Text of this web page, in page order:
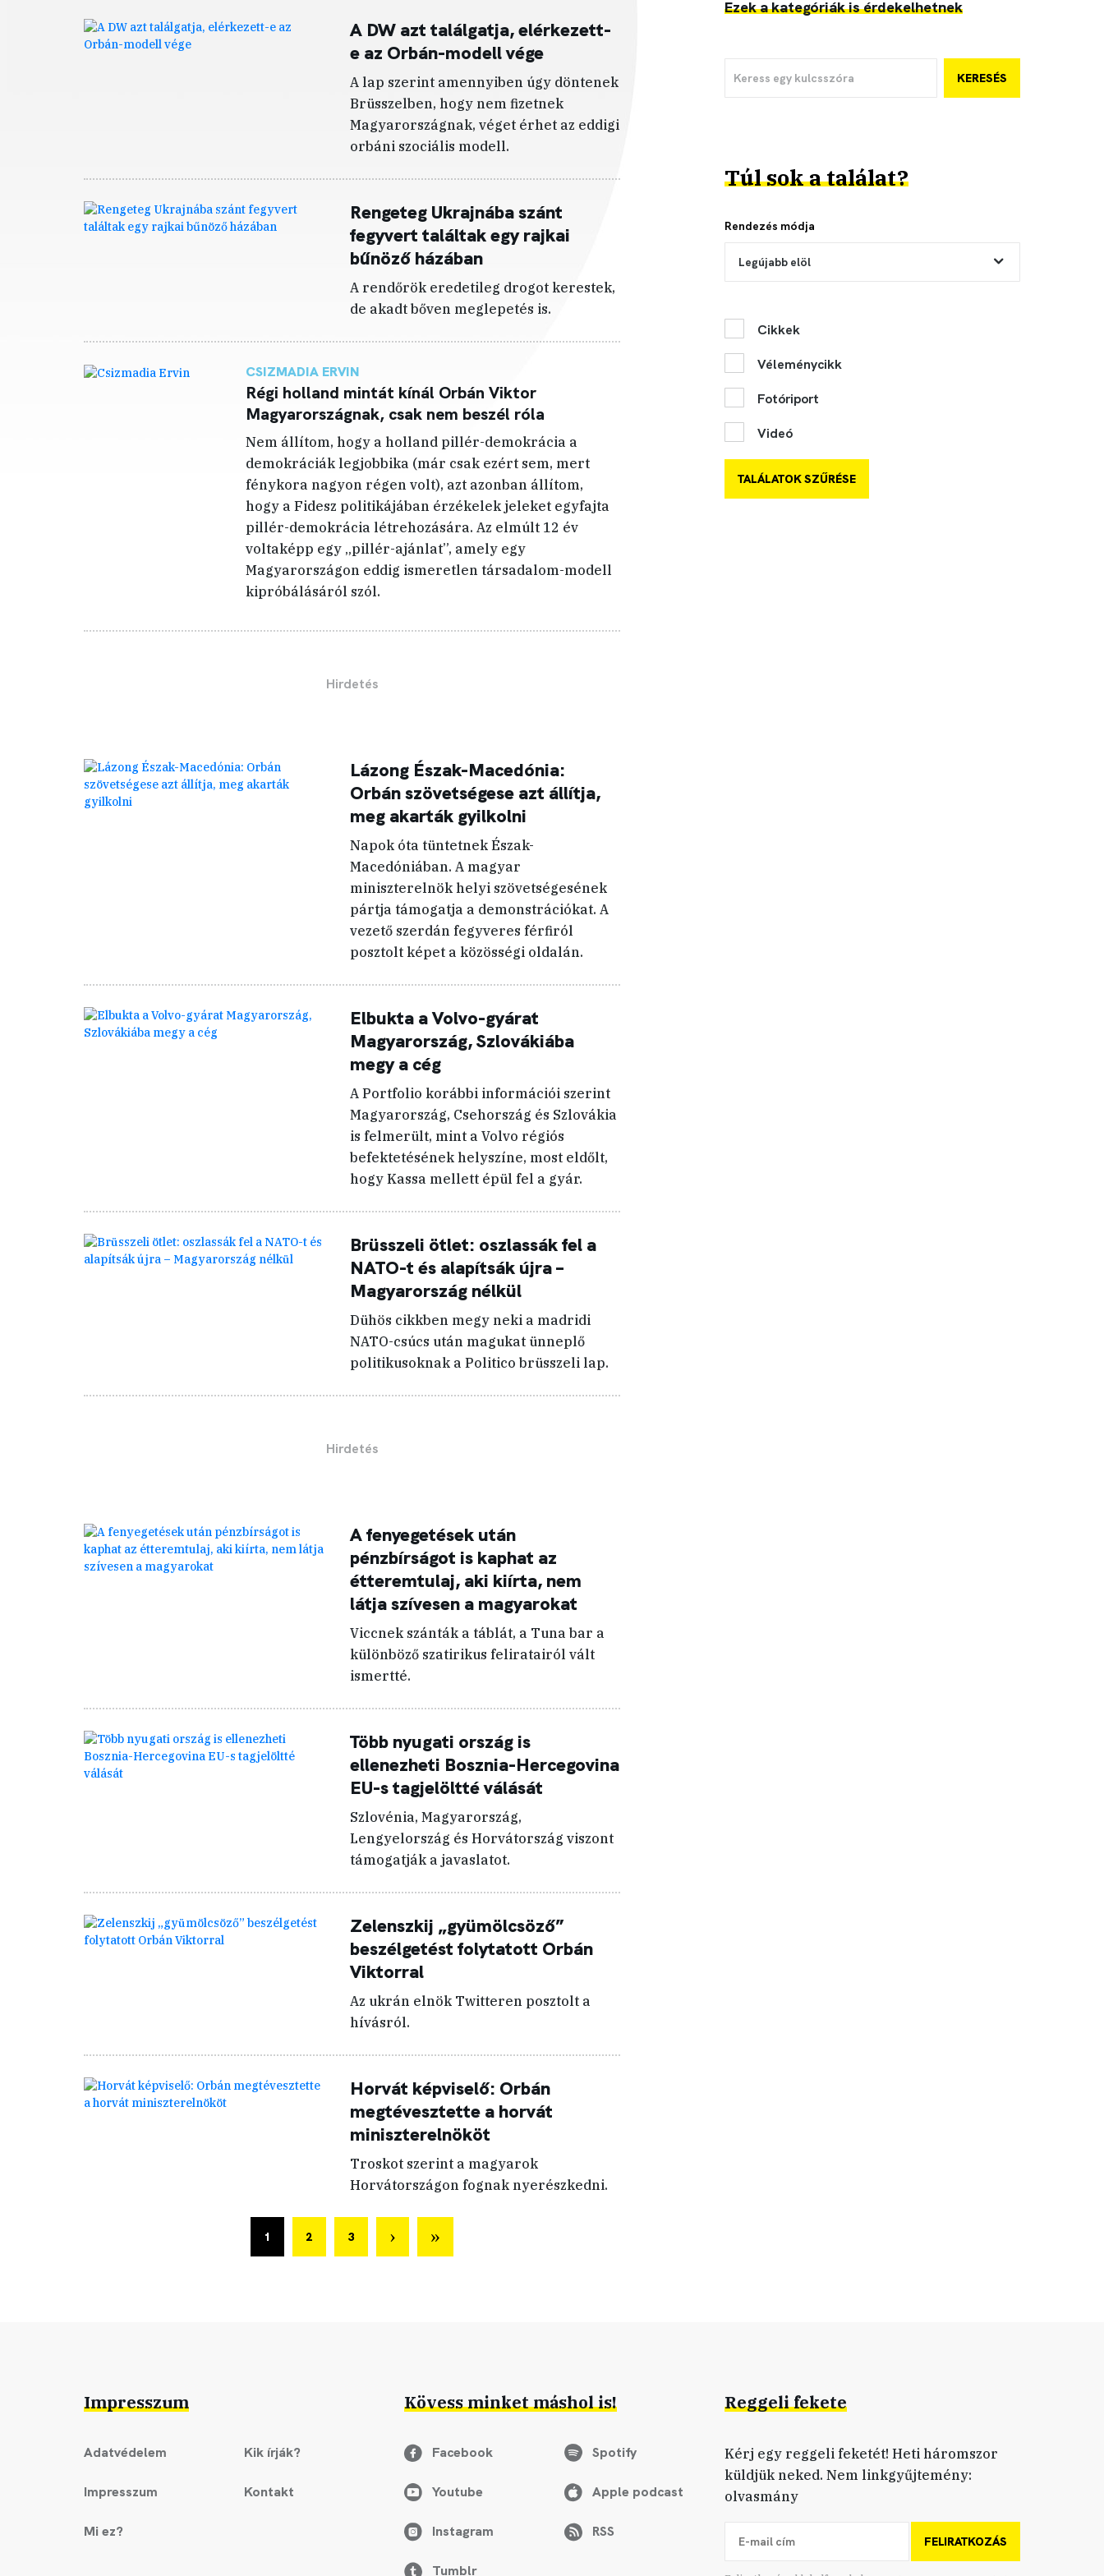
A DW azt találgatja, elérkezett-
e az Orbán-modell vége
A lap szerint amennyiben úgy döntenek
Brüsszelben, hogy nem fizetnek
Magyarországnak, véget érhet az eddigi
orbáni szociális modell.
Rengeteg Ukrajnába szánt
fegyvert találtak egy rajkai
bűnöző házában
A rendőrök eredetileg drogot kerestek,
de akadt bőven meglepetés is.
CSIZMADIA ERVIN
Régi holland mintát kínál Orbán Viktor
Magyarországnak, csak nem beszél róla
Nem állítom, hogy a holland pillér-demokrácia a
demokráciák legjobbika (már csak ezért sem, mert
fénykora nagyon régen volt), azt azonban állítom,
hogy a Fidesz politikájában érzékelek jeleket egyfajta
pillér-demokrácia létrehozására. Az elmúlt 12 év
voltaképp egy „pillér-ajánlat”, amely egy
Magyarországon eddig ismeretlen társadalom-modell
kipróbálásáról szól.
Lázong Észak-Macedónia:
Orbán szövetségese azt állítja,
meg akarták gyilkolni
Napok óta tüntetnek Észak-
Macedóniában. A magyar
miniszterelnök helyi szövetségesének
pártja támogatja a demonstrációkat. A
vezető szerdán fegyveres férfiról
posztolt képet a közösségi oldalán.
Elbukta a Volvo-gyárat
Magyarország, Szlovákiába
megy a cég
A Portfolio korábbi információi szerint
Magyarország, Csehország és Szlovákia
is felmerült, mint a Volvo régiós
befektetésének helyszíne, most eldőlt,
hogy Kassa mellett épül fel a gyár.
Brüsszeli ötlet: oszlassák fel a
NATO-t és alapítsák újra –
Magyarország nélkül
Dühös cikkben megy neki a madridi
NATO-csúcs után magukat ünneplő
politikusoknak a Politico brüsszeli lap.
A fenyegetések után
pénzbírságot is kaphat az
étteremtulaj, aki kiírta, nem
látja szívesen a magyarokat
Viccnek szánták a táblát, a Tuna bar a
különböző szatirikus feliratairól vált
ismertté.
Több nyugati ország is
ellenezheti Bosznia-Hercegovina
EU-s tagjelöltté válását
Szlovénia, Magyarország,
Lengyelország és Horvátország viszont
támogatják a javaslatot.
Zelenszkij „gyümölcsöző”
beszélgetést folytatott Orbán
Viktorral
Az ukrán elnök Twitteren posztolt a
hívásról.
Horvát képviselő: Orbán
megtévesztette a horvát
miniszterelnököt
Troskot szerint a magyarok
Horvátországon fognak nyerészkedni.
1 2 3
Ezek a kategóriák is érdekelhetnek
KERESÉS
Túl sok a találat?
Rendezés módja
Legújabb elöl
Cikkek
Véleménycikk
Fotóriport
Videó
TALÁLATOK SZŰRÉSE
Impresszum
Adatvédelem
Impresszum
Mi ez?
Kik írják?
Kontakt
Kövess minket máshol is!
Facebook
Youtube
Instagram
Tumblr
Spotify
Apple podcast
RSS
Reggeli fekete
Kérj egy reggeli feketét! Heti háromszor
küldjük neked. Nem linkgyűjtemény:
olvasmány
FELIRATKOZÁS